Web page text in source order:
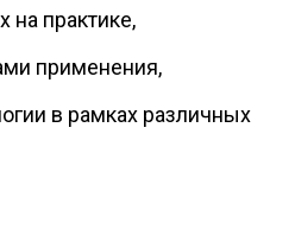
на практике,
применения,
в рамках различных